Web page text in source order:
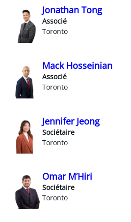
Jonathan Tong
Associé
Toronto
Mack Hosseinian
Associé
Toronto
Jennifer Jeong
Sociétaire
Toronto
Omar M’Hiri
Sociétaire
Toronto